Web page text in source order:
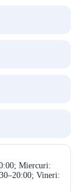
Miercuri:
Vineri: